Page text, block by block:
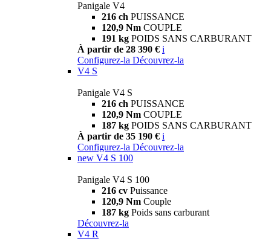
Panigale V4
216 ch PUISSANCE
120,9 Nm COUPLE
191 kg POIDS SANS CARBURANT
À partir de 28 390 € i
Configurez-la Découvrez-la
V4 S
Panigale V4 S
216 ch PUISSANCE
120,9 Nm COUPLE
187 kg POIDS SANS CARBURANT
À partir de 35 190 € i
Configurez-la Découvrez-la
new V4 S 100
Panigale V4 S 100
216 cv Puissance
120,9 Nm Couple
187 kg Poids sans carburant
Découvrez-la
V4 R